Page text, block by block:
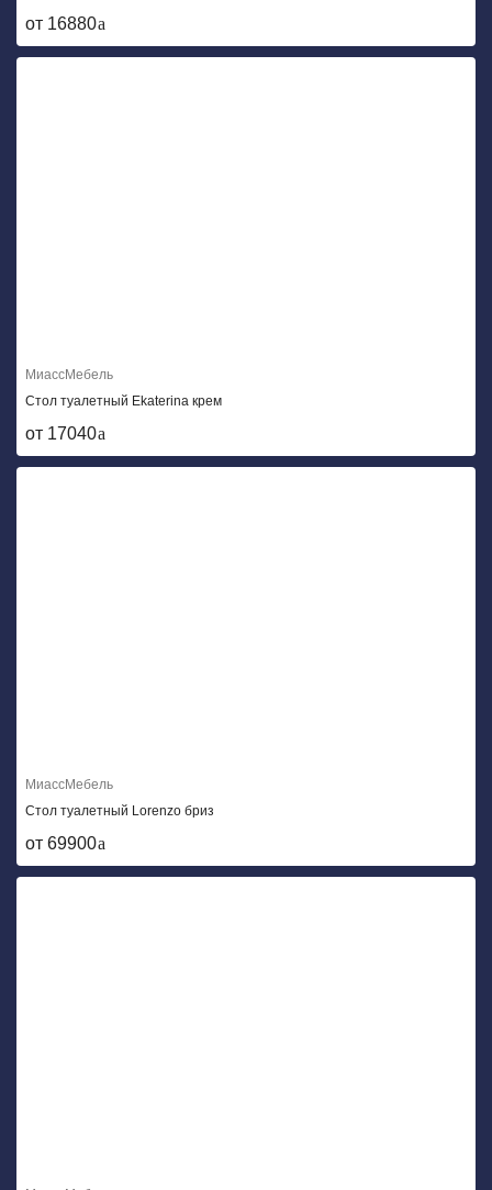
от 16880
МиассМебель
Стол туалетный Ekaterina крем
от 17040
МиассМебель
Стол туалетный Lorenzo бриз
от 69900